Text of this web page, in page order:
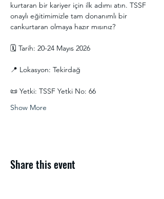
kurtaran bir kariyer için ilk adımı atın. TSSF
onaylı eğitimimizle tam donanımlı bir
cankurtaran olmaya hazır mısınız?
🗓 Tarih: 20-24 Mayıs 2026
📍 Lokasyon: Tekirdağ
📜 Yetki: TSSF Yetki No: 66
Show More
Share this event